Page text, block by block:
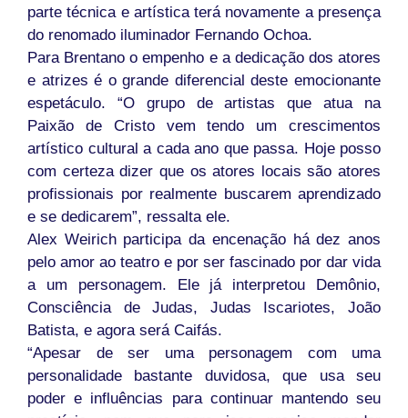
parte técnica e artística terá novamente a presença
do renomado iluminador Fernando Ochoa.
Para Brentano o empenho e a dedicação dos atores
e atrizes é o grande diferencial deste emocionante
espetáculo. “O grupo de artistas que atua na
Paixão de Cristo vem tendo um crescimentos
artístico cultural a cada ano que passa. Hoje posso
com certeza dizer que os atores locais são atores
profissionais por realmente buscarem aprendizado
e se dedicarem”, ressalta ele.
Alex Weirich participa da encenação há dez anos
pelo amor ao teatro e por ser fascinado por dar vida
a um personagem. Ele já interpretou Demônio,
Consciência de Judas, Judas Iscariotes, João
Batista, e agora será Caifás.
“Apesar de ser uma personagem com uma
personalidade bastante duvidosa, que usa seu
poder e influências para continuar mantendo seu